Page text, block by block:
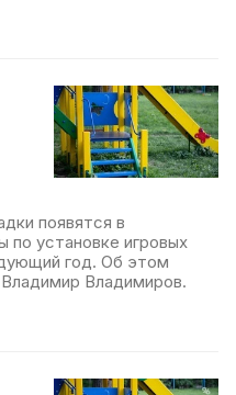
появятся в
по установке игровых
год. Об этом
Владимиров.